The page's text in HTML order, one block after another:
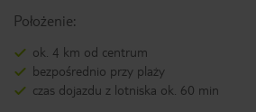
Położenie:
ok. 4 km od centrum
bezpośrednio przy plaży
czas dojazdu z lotniska ok. 60 min